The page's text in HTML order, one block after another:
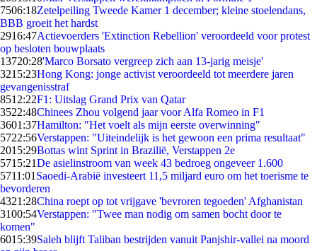
7506:18Zetelpeiling Tweede Kamer 1 december; kleine stoelendans,
BBB groeit het hardst
2916:47Actievoerders 'Extinction Rebellion' veroordeeld voor protest
op besloten bouwplaats
13720:28'Marco Borsato vergreep zich aan 13-jarig meisje'
3215:23Hong Kong: jonge activist veroordeeld tot meerdere jaren
gevangenisstraf
8512:22F1: Uitslag Grand Prix van Qatar
3522:48Chinees Zhou volgend jaar voor Alfa Romeo in F1
3601:37Hamilton: "Het voelt als mijn eerste overwinning"
5722:56Verstappen: "Uiteindelijk is het gewoon een prima resultaat"
2015:29Bottas wint Sprint in Brazilië, Verstappen 2e
5715:21De asielinstroom van week 43 bedroeg ongeveer 1.600
5711:01 Saoedi-Arabië investeert 11,5 miljard euro om het toerisme te
bevorderen
4321:28China roept op tot vrijgave 'bevroren tegoeden' Afghanistan
3100:54Verstappen: "Twee man nodig om samen bocht door te
komen"
6015:39Saleh blijft Taliban bestrijden vanuit Panjshir-vallei na moord